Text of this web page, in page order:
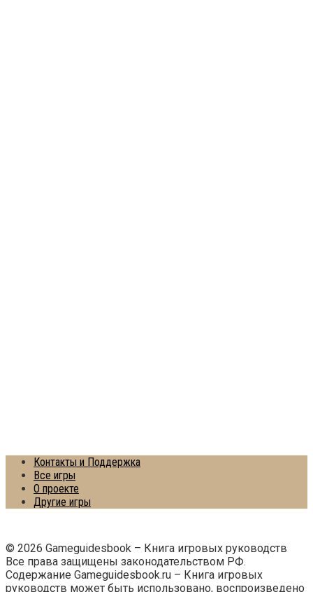
Контакты и Поддержка
Все игры
О проекте
Другие игры
© 2026 Gameguidesbook – Книга игровых руководств
Все права защищены законодательством РФ.
Содержание Gameguidesbook.ru – Книга игровых
руководств может быть использовано, воспроизведено